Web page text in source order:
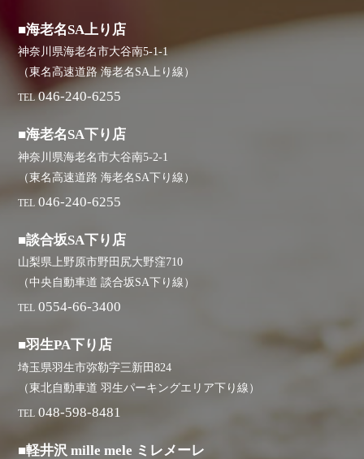
■海老名SA上り店
神奈川県海老名市大谷南5-1-1
（東名高速道路 海老名SA上り線）
TEL 046-240-6255
■海老名SA下り店
神奈川県海老名市大谷南5-2-1
（東名高速道路 海老名SA下り線）
TEL 046-240-6255
■談合坂SA下り店
山梨県上野原市野田尻大野窪710
（中央自動車道 談合坂SA下り線）
TEL 0554-66-3400
■羽生PA下り店
埼玉県羽生市弥勒字三新田824
（東北自動車道 羽生パーキングエリア下り線）
TEL 048-598-8481
■軽井沢 mille mele ミレメーレ